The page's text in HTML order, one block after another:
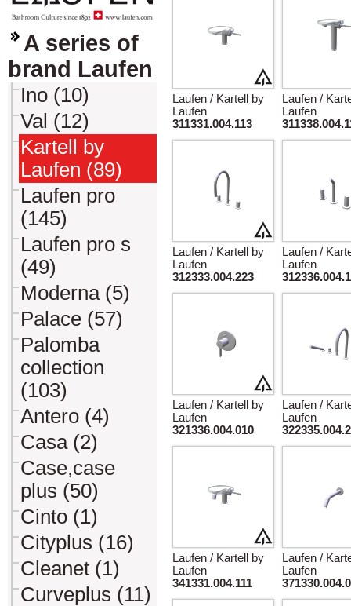
A series of
brand Laufen
Ino (10)
Val (12)
Kartell by
Laufen (89)
Laufen pro
(145)
Laufen pro s
(49)
Moderna (5)
Palace (57)
Palomba
collection
(103)
Antero (4)
Casa (2)
Case,case
plus (50)
Cinto (1)
Cityplus (16)
Cleanet (1)
Curveplus (11)
Laufen / Kartell by
Laufen
311331.004.113
Laufen /
Laufen
Laufen / Kartell by
Laufen
312333.004.223
Laufen /
Laufen
Laufen / Kartell by
Laufen
321336.004.010
Laufen /
Laufen
Laufen / Kartell by
Laufen
341331.004.111
Laufen /
Laufen